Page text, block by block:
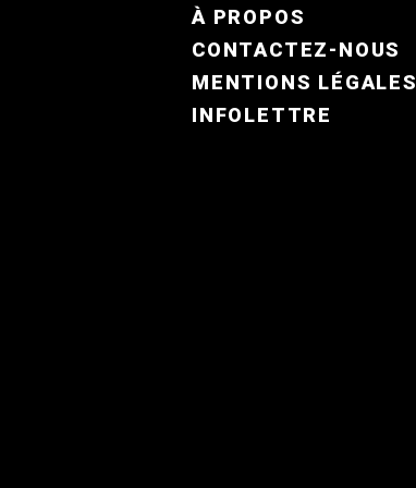
FOOTER MENU FR
À PROPOS
CONTACTEZ-NOUS
MENTIONS LÉGALES
INFOLETTRE